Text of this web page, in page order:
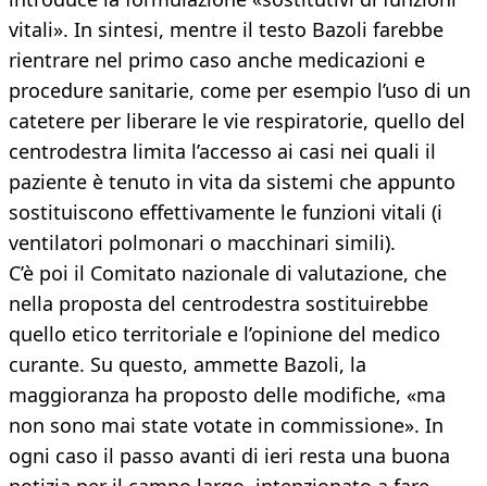
vitali». In sintesi, mentre il testo Bazoli farebbe
rientrare nel primo caso anche medicazioni e
procedure sanitarie, come per esempio l’uso di un
catetere per liberare le vie respiratorie, quello del
centrodestra limita l’accesso ai casi nei quali il
paziente è tenuto in vita da sistemi che appunto
sostituiscono effettivamente le funzioni vitali (i
ventilatori polmonari o macchinari simili).
C’è poi il Comitato nazionale di valutazione, che
nella proposta del centrodestra sostituirebbe
quello etico territoriale e l’opinione del medico
curante. Su questo, ammette Bazoli, la
maggioranza ha proposto delle modifiche, «ma
non sono mai state votate in commissione». In
ogni caso il passo avanti di ieri resta una buona